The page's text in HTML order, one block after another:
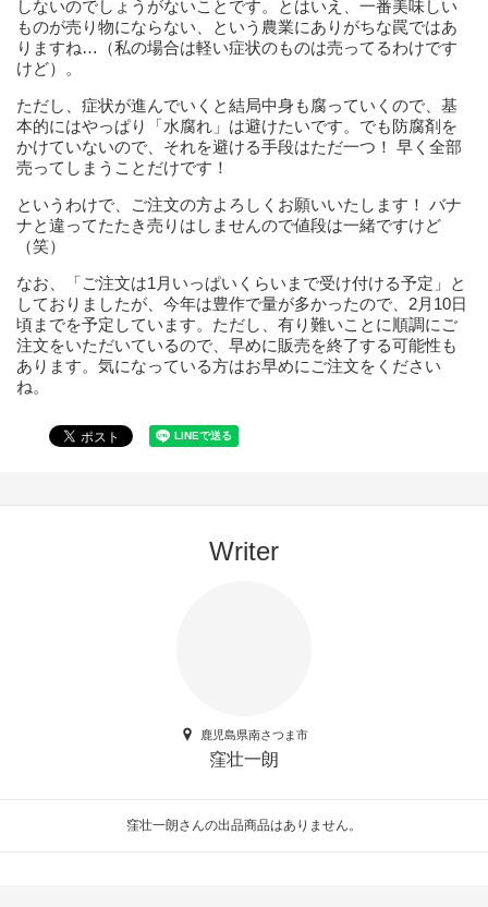
しないのでしょうがないことです。とはいえ、一番美味しい
ものが売り物にならない、という農業にありがちな罠ではあ
りますね…（私の場合は軽い症状のものは売ってるわけです
けど）。
ただし、症状が進んでいくと結局中身も腐っていくので、基
本的にはやっぱり「水腐れ」は避けたいです。でも防腐剤を
かけていないので、それを避ける手段はただ一つ！ 早く全部
売ってしまうことだけです！
というわけで、ご注文の方よろしくお願いいたします！ バナ
ナと違ってたたき売りはしませんので値段は一緒ですけど
（笑）
なお、「ご注文は1月いっぱいくらいまで受け付ける予定」と
しておりましたが、今年は豊作で量が多かったので、2月10日
頃までを予定しています。ただし、有り難いことに順調にご
注文をいただいているので、早めに販売を終了する可能性も
あります。気になっている方はお早めにご注文をください
ね。
Writer
鹿児島県南さつま市
窪壮一朗
窪壮一朗さんの出品商品はありません。